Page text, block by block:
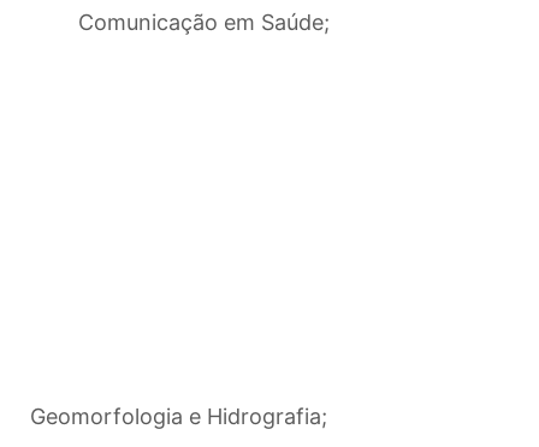
Comunicação em Saúde;
Geomorfologia e Hidrografia;